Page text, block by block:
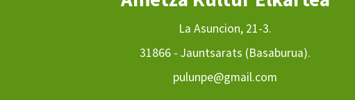
La Asuncion, 21-3.
31866 - Jauntsarats (Basaburua).
pulunpe@gmail.com